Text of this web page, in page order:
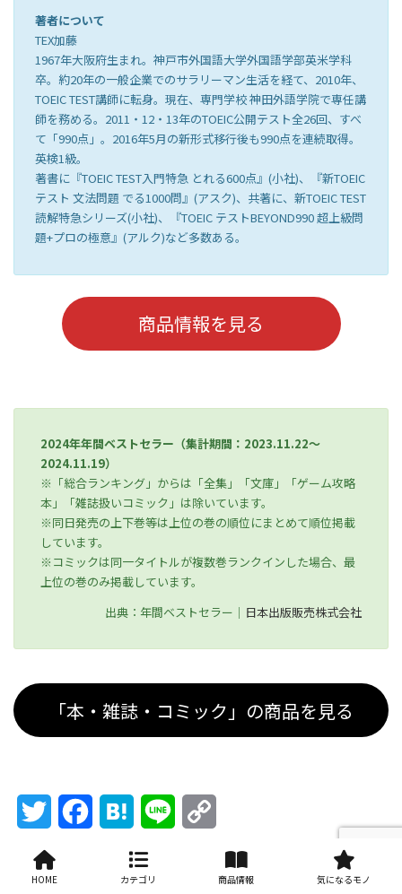
著者について
TEX加藤
1967年大阪府生まれ。神戸市外国語大学外国語学部英米学科
卒。約20年の一般企業でのサラリーマン生活を経て、2010年、
TOEIC TEST講師に転身。現在、専門学校 神田外語学院で専任講
師を務める。2011・12・13年のTOEIC公開テスト全26回、すべ
て「990点」。2016年5月の新形式移行後も990点を連続取得。
英検1級。
著書に『TOEIC TEST入門特急 とれる600点』(小社)、『新TOEIC
テスト 文法問題 でる1000問』(アスク)、共著に、新TOEIC TEST
読解特急シリーズ(小社)、『TOEIC テストBEYOND990 超上級問
題+プロの極意』(アルク)など多数ある。
商品情報を見る
2024年年間ベストセラー（集計期間：2023.11.22～
2024.11.19）
※「総合ランキング」からは「全集」「文庫」「ゲーム攻略
本」「雑誌扱いコミック」は除いています。
※同日発売の上下巻等は上位の巻の順位にまとめて順位掲載
しています。
※コミックは同一タイトルが複数巻ランクインした場合、最
上位の巻のみ掲載しています。
出典：年間ベストセラー｜ 日本出版販売株式会社
「本・雑誌・コミック」の商品を見る
Twitter FacebookHatena Line
Link
カテゴリー 絵本・児童書・図鑑
小説・エッセイ
資格・検定 本・雑誌・コミック
HOME カテゴリ 商品情報 気になるモノ